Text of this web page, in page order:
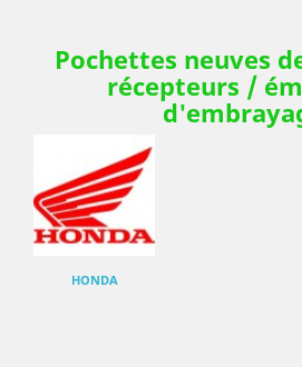
Pochettes neuves
récepteurs /
HONDA